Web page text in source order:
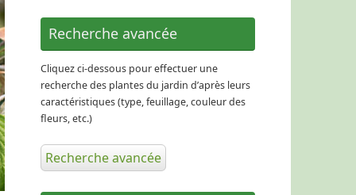
Recherche avancée
Cliquez ci-dessous pour effectuer une
recherche des plantes du jardin d’après leurs
caractéristiques (type, feuillage, couleur des
fleurs, etc.)
Recherche avancée